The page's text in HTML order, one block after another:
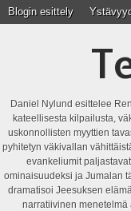
Blogin esittely
Daniel Nylund esittelee
kateellisesta kilpailusta,
uskonnollisten myyttien
pyhitetyn väkivallan
evankeliumit
ominaisuudeksi ja Jumalan
dramatisoi Jeesuksen
narratiivinen menetelmä